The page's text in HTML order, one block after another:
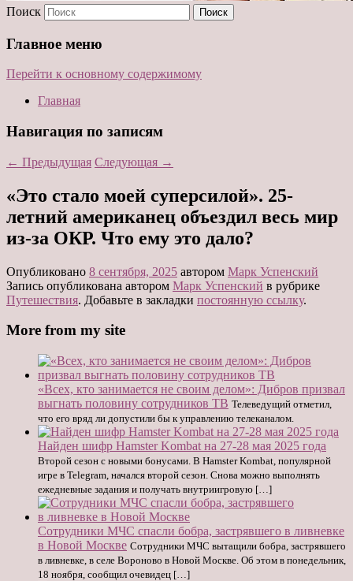
Поиск
Главное меню
Перейти к основному содержимому
Главная
Навигация по записям
← Предыдущая Следующая →
«Это стало моей суперсилой». 25-
летний американец объездил весь мир
из-за ОКР. Что ему это дало?
Опубликовано 8 сентября, 2025 автором Марк Успенский
Запись опубликована автором Марк Успенский в рубрике
Путешествия. Добавьте в закладки постоянную ссылку.
More from my site
«Всех, кто занимается не своим делом»: Дибров призвал
выгнать половину сотрудников ТВ Телеведущий отметил,
что его вряд ли допустили бы к управлению телеканалом.
Найден шифр Hamster Kombat на 27-28 мая 2025 года
Второй сезон с новыми бонусами. В Hamster Kombat, популярной
игре в Telegram, начался второй сезон. Снова можно выполнять
ежедневные задания и получать внутриигровую […]
Сотрудники МЧС спасли бобра, застрявшего в ливневке
в Новой Москве Сотрудники МЧС вытащили бобра, застрявшего
в ливневке, в селе Вороново в Новой Москве. Об этом в понедельник,
18 ноября, сообщил очевидец […]